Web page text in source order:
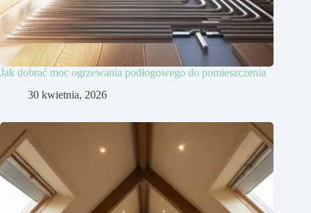
Jak dobrać moc ogrzewania podłogowego do pomieszczenia
30 kwietnia, 2026